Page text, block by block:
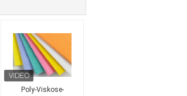
Poly-Viskose-